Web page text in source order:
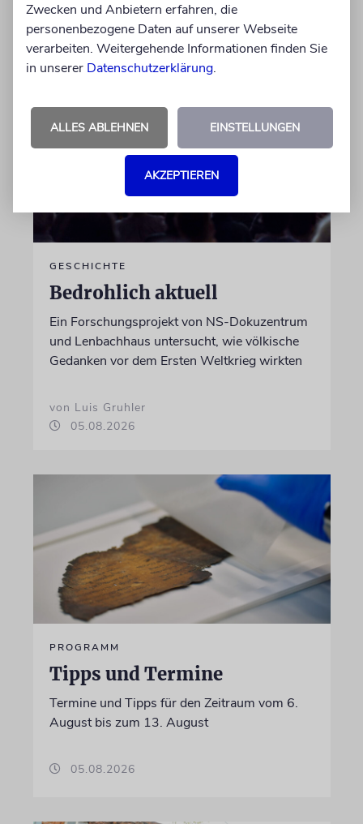
von Katrin Richter
05.08.2026
GESCHICHTE
Bedrohlich aktuell
Ein Forschungsprojekt von NS-Dokuzentrum
und Lenbachhaus untersucht, wie völkische
Gedanken vor dem Ersten Weltkrieg wirkten
von Luis Gruhler
05.08.2026
PROGRAMM
Tipps und Termine
Termine und Tipps für den Zeitraum vom 6.
August bis zum 13. August
05.08.2026
Zwecken und Anbietern erfahren, die
personenbezogene Daten auf unserer Webseite
verarbeiten. Weitergehende Informationen finden Sie
in unserer Datenschutzerklärung.
ALLES ABLEHNEN EINSTELLUNGEN
AKZEPTIEREN